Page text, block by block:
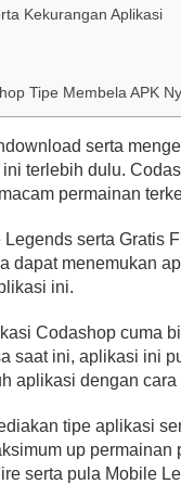
Kekurangan Aplikasi
Tipe Membela APK
serta
terlebih dulu.
permainan
serta Gratis
dapat menemukan
ini.
Codashop cuma
saat ini, aplikasi ini
aplikasi dengan
tipe aplikasi
up
serta pula Mobile